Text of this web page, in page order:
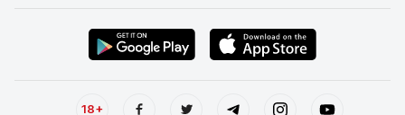
18+